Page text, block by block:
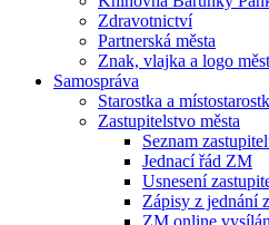
Zdravotnictví
Partnerská města
Znak, vlajka a logo
Samospráva
Starostka a
Zastupitelstvo města
Seznam
Jednací řád ZM
Usnesení
Zápisy z jednání
ZM online